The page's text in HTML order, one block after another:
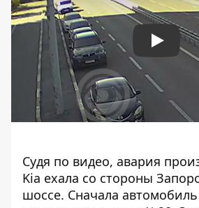
Play
Судя по видео, авария
Kia ехала со стороны
шоссе. Сначала автомобиль